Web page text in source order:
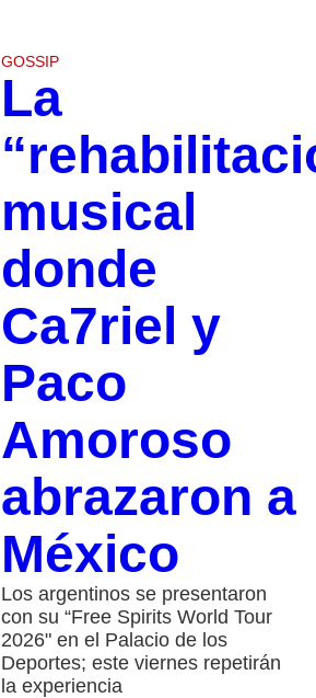
GOSSIP
La
musical
donde
Ca7riel y
Paco
Amoroso
abrazaron a
México
Los argentinos se presentaron
con su “Free Spirits World Tour
2026" en el Palacio de los
Deportes; este viernes repetirán
la experiencia